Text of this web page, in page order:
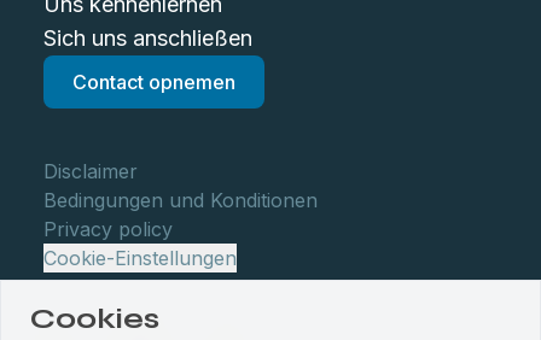
Sich uns anschließen
Contact opnemen
Disclaimer
Bedingungen und Konditionen
Privacy policy
Cookie-Einstellungen
Cookies